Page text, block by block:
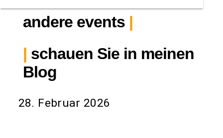
andere events |
| schauen Sie in meinen
Blog
28. Februar 2026